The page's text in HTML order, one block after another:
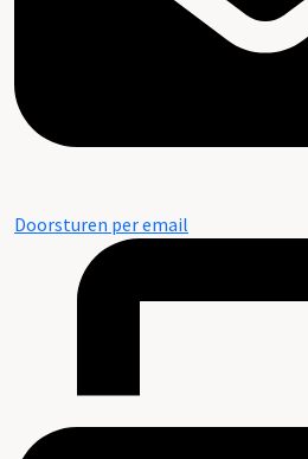
Doorsturen per email